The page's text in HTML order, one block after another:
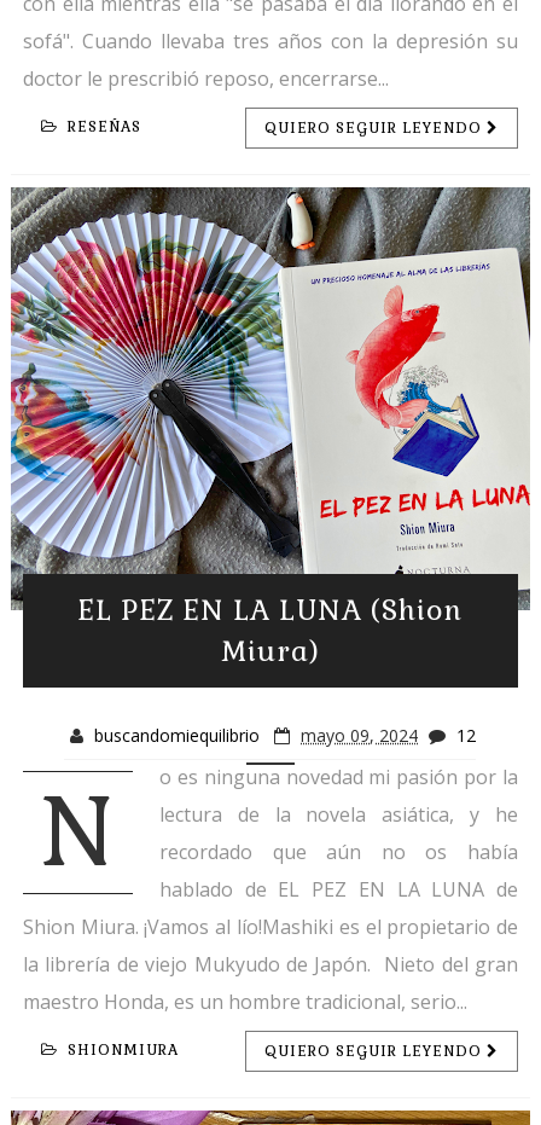
sofá". Cuando llevaba tres años con la depresión su
doctor le prescribió reposo, encerrarse...
RESEÑAS QUIERO SEGUIR LEYENDO
EL PEZ EN LA LUNA (Shion
Miura)
buscandomiequilibrio mayo 09, 2024 12
N
o es ninguna novedad mi pasión por la
lectura de la novela asiática, y he
recordado que aún no os había
hablado de EL PEZ EN LA LUNA de
Shion Miura. ¡Vamos al lío!Mashiki es el propietario de
la librería de viejo Mukyudo de Japón. Nieto del gran
maestro Honda, es un hombre tradicional, serio...
SHIONMIURA QUIERO SEGUIR LEYENDO